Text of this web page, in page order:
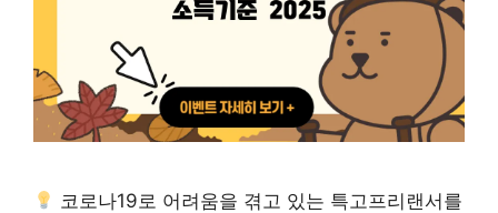
코로나19로 어려움을 겪고 있는 특고프리랜서를